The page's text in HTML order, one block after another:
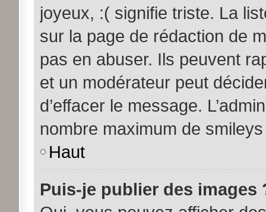
joyeux, :( signifie triste. La
sur la page de rédaction de
pas en abuser. Ils peuvent
et un modérateur peut
d’effacer le message.
nombre maximum de
Haut
Puis-je publier des images